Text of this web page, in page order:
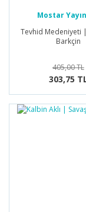
Mostar
Tevhid Medeniyeti |
Barkçin
405,00 TL
303,75